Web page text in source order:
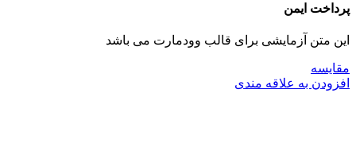
پرداخت ایمن
این متن آزمایشی برای قالب وودمارت می باشد
مقايسه
افزودن به علاقه مندی